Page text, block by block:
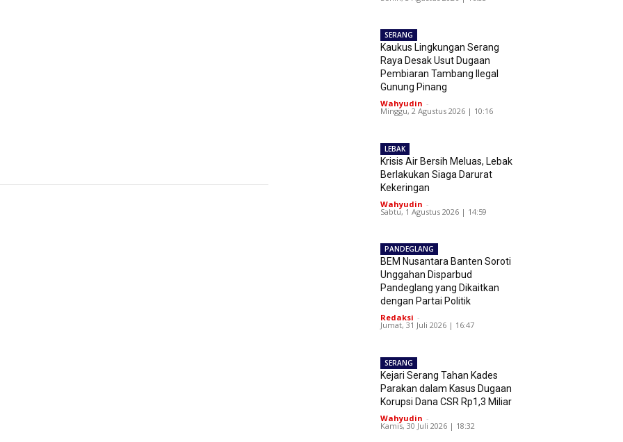
SERANG
Kaukus Lingkungan Serang
Raya Desak Usut Dugaan
Pembiaran Tambang Ilegal
Gunung Pinang
Wahyudin -
Minggu, 2 Agustus 2026 | 10:16
LEBAK
Krisis Air Bersih Meluas, Lebak
Berlakukan Siaga Darurat
Kekeringan
Wahyudin -
Sabtu, 1 Agustus 2026 | 14:59
PANDEGLANG
BEM Nusantara Banten Soroti
Unggahan Disparbud
Pandeglang yang Dikaitkan
dengan Partai Politik
Redaksi -
Jumat, 31 Juli 2026 | 16:47
SERANG
Kejari Serang Tahan Kades
Parakan dalam Kasus Dugaan
Korupsi Dana CSR Rp1,3 Miliar
Wahyudin -
Kamis, 30 Juli 2026 | 18:32